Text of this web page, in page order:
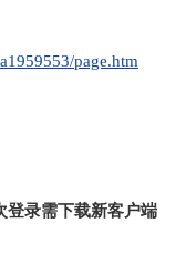
page.htm
登录需下载新客户端